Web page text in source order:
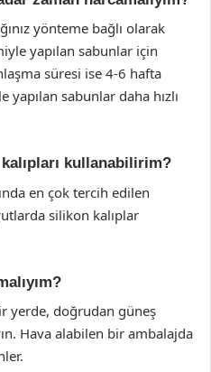
yönteme bağlı olarak
yapılan sabunlar için
süresi ise 4-6 hafta
yapılan sabunlar daha hızlı
kullanabilirim?
en çok tercih edilen
silikon kalıplar
yerde, doğrudan güneş
Hava alabilen bir ambalajda